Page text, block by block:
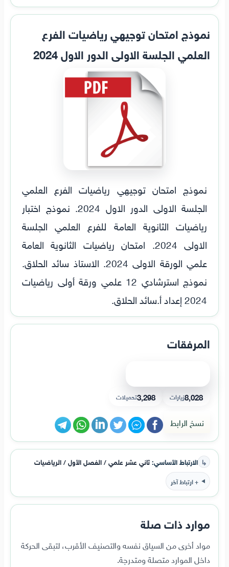
نموذج امتحان توجيهي رياضيات الفرع
العلمي الجلسة الاولى الدور الاول 2024
نموذج امتحان توجيهي رياضيات الفرع العلمي
الجلسة الاولى الدور الاول 2024. نموذج اختبار
رياضيات الثانوية العامة للفرع العلمي الجلسة
الاولى 2024. امتحان رياضيات الثانوية العامة
علمي الورقة الاولى 2024. الاستاذ سائد الحلاق.
نموذج استرشادي 12 علمي ورقة أولى رياضيات
2024 إعداد أ.سائد الحلاق.
المرفقات
8,028زيارات 3,298تحميلات
نسخ الرابط
↳ الارتباط الأساسي:ثاني عشر علمي / الفصل الأول / الرياضيات
+ ارتباط آخر
موارد ذات صلة
مواد أخرى من السياق نفسه والتصنيف الأقرب، لتبقى الحركة
داخل الموارد متصلة ومتدرجة.